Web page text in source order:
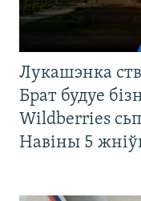
Лукашэнка
Брат будуе
Wildberries
Навіны 5